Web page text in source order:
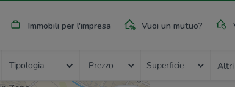
Immobili per l'impresa Vuoi un mutuo?
Tipologia Prezzo Superficie